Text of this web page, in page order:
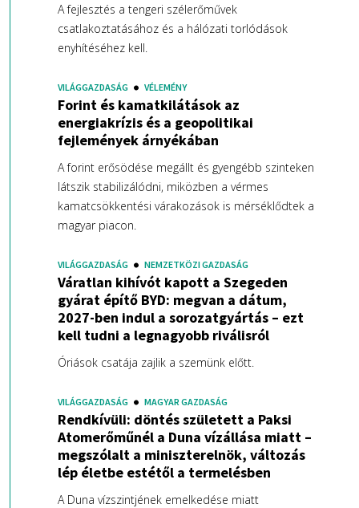
A fejlesztés a tengeri szélerőművek
csatlakoztatásához és a hálózati torlódások
enyhítéséhez kell.
VILÁGGAZDASÁG VÉLEMÉNY
Forint és kamatkilátások az
energiakrízis és a geopolitikai
fejlemények árnyékában
A forint erősödése megállt és gyengébb szinteken
látszik stabilizálódni, miközben a vérmes
kamatcsökkentési várakozások is mérséklődtek a
magyar piacon.
VILÁGGAZDASÁG NEMZETKÖZI GAZDASÁG
Váratlan kihívót kapott a Szegeden
gyárat építő BYD: megvan a dátum,
2027-ben indul a sorozatgyártás – ezt
kell tudni a legnagyobb riválisról
Óriások csatája zajlik a szemünk előtt.
VILÁGGAZDASÁG MAGYAR GAZDASÁG
Rendkívüli: döntés született a Paksi
Atomerőműnél a Duna vízállása miatt –
megszólalt a miniszterelnök, változás
lép életbe estétől a termelésben
A Duna vízszintjének emelkedése miatt